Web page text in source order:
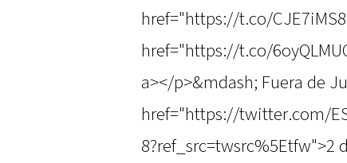
href="https://t.co/
href="https://t.co/
a></p>&mdash; Fuera de
href="https://twitter.com/
8?ref_src=twsrc%5Etfw">2